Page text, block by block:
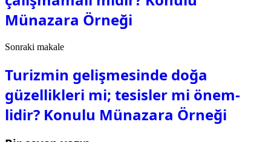
Münazara Örneği
Sonraki makale
Turizmin gelişmesinde doğa
güzellikleri mi; tesisler mi önem­
lidir? Konulu Münazara Örneği